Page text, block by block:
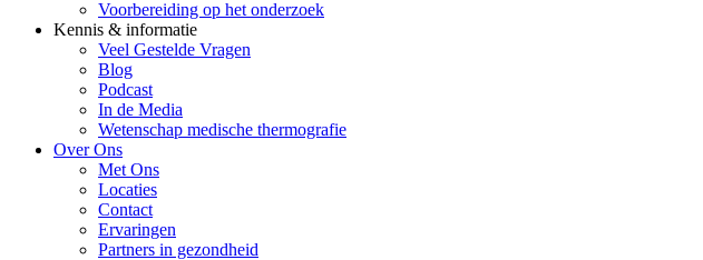
Voorbereiding op het onderzoek
Kennis & informatie
Veel Gestelde Vragen
Blog
Podcast
In de Media
Wetenschap medische thermografie
Over Ons
Met Ons
Locaties
Contact
Ervaringen
Partners in gezondheid